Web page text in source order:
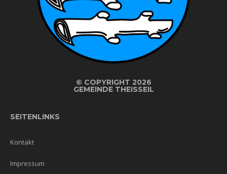
© COPYRIGHT 2026
GEMEINDE THEISSEIL
SEITENLINKS
Kontakt
Impressum